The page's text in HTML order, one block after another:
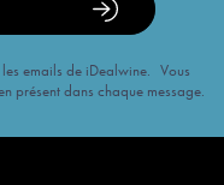
emails de iDealwine. Vous
présent dans chaque message.